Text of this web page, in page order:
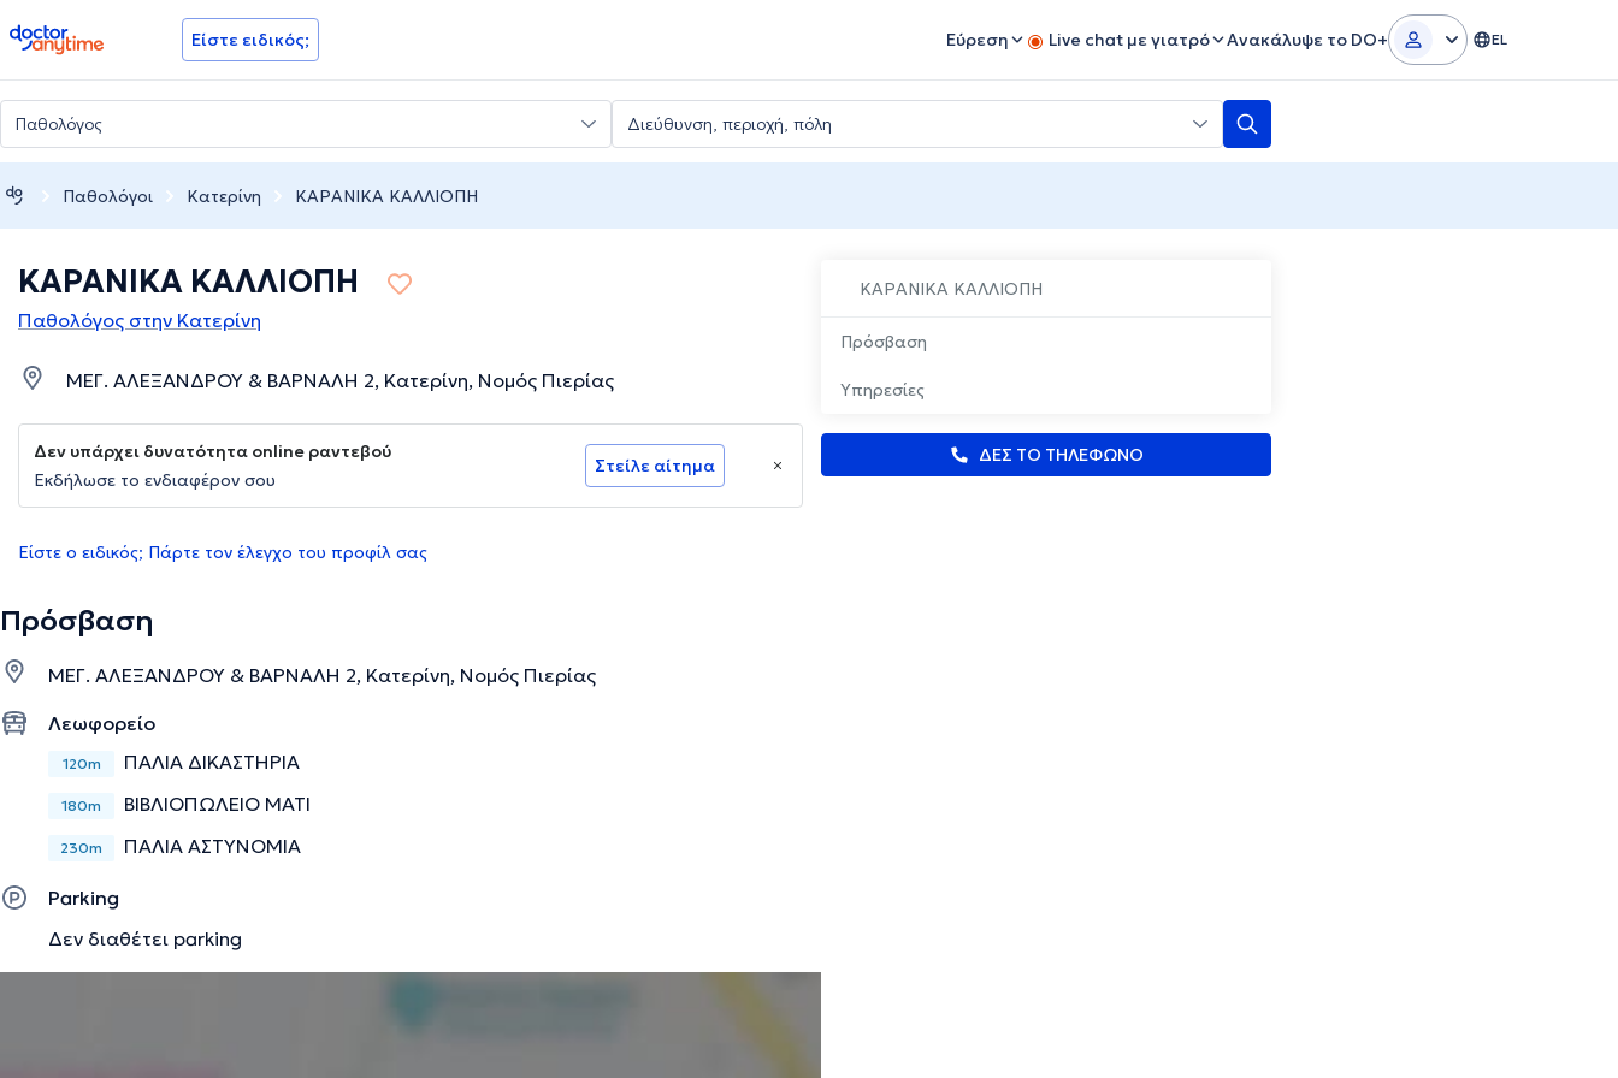
doctoranytime Είστε ειδικός; Εύρεση Live chat με γιατρό Ανακάλυψε το DO+ EL
Παθολόγοι Κατερίνη ΚΑΡΑΝΙΚΑ ΚΑΛΛΙΟΠΗ
ΚΑΡΑΝΙΚΑ ΚΑΛΛΙΟΠΗ
Πρόσβαση
Υπηρεσίες
ΔΕΣ ΤΟ ΤΗΛΕΦΩΝΟ
ΚΑΡΑΝΙΚΑ ΚΑΛΛΙΟΠΗ
Παθολόγος στην Κατερίνη
ΜΕΓ. ΑΛΕΞΑΝΔΡΟΥ & ΒΑΡΝΑΛΗ 2, Κατερίνη, Νομός Πιερίας
Δεν υπάρχει δυνατότητα online ραντεβού
Εκδήλωσε το ενδιαφέρον σου
Στείλε αίτημα
Είστε ο ειδικός; Πάρτε τον έλεγχο του προφίλ σας
Πρόσβαση
ΜΕΓ. ΑΛΕΞΑΝΔΡΟΥ & ΒΑΡΝΑΛΗ 2, Κατερίνη, Νομός Πιερίας
Λεωφορείο
120m ΠΑΛΙΑ ΔΙΚΑΣΤΗΡΙΑ
180m ΒΙΒΛΙΟΠΩΛΕΙΟ ΜΑΤΙ
230m ΠΑΛΙΑ ΑΣΤΥΝΟΜΙΑ
Parking
Δεν διαθέτει parking